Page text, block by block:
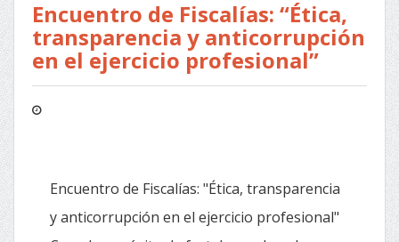
Encuentro de Fiscalías: “Ética,
transparencia y anticorrupción
en el ejercicio profesional”
Encuentro de Fiscalías: "Ética, transparencia
y anticorrupción en el ejercicio profesional"